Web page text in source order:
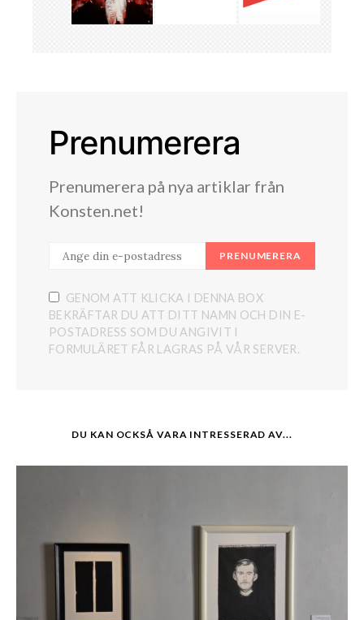
Prenumerera
Prenumerera på nya artiklar från
Konsten.net!
PRENUMERERA
GENOM ATT KLICKA I DENNA BOX
BEKRÄFTAR DU ATT DITT NAMN OCH DIN E-
POSTADRESS SOM DU ANGIVIT I
FORMULÄRET FÅR LAGRAS PÅ VÅR SERVER.
DU KAN OCKSÅ VARA INTRESSERAD AV...